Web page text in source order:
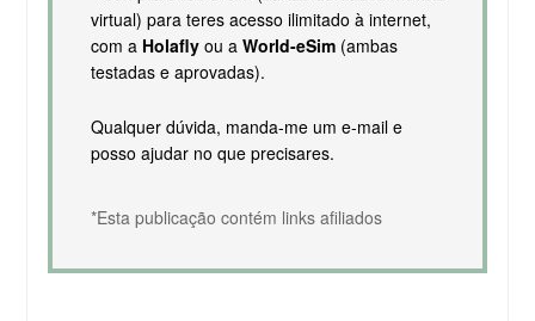
virtual) para teres acesso ilimitado à internet,
com a Holaflyou a World-eSim(ambas
testadas e aprovadas).
Qualquer dúvida, manda-me um e-mail e
posso ajudar no que precisares.
*Esta publicação contém links afiliados